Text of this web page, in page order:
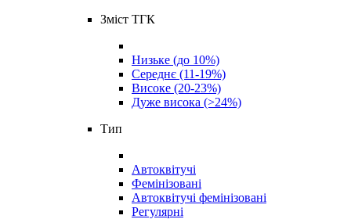
Зміст ТГК
Низьке (до 10%)
Середнє (11-19%)
Високе (20-23%)
Дуже висока (>24%)
Тип
Автоквітучі
Фемінізовані
Автоквітучі фемінізовані
Регулярні